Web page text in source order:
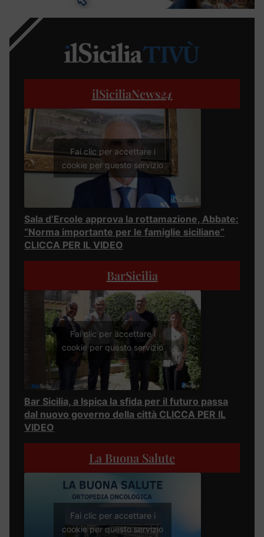
ilSiciliaNews24
Fai clic per accettare i
cookie per questo servizio
Sala d’Ercole approva la rottamazione, Abbate:
“Norma importante per le famiglie siciliane”
CLICCA PER IL VIDEO
BarSicilia
Fai clic per accettare i
cookie per questo servizio
Bar Sicilia, a Ispica la sfida per il futuro passa
dal nuovo governo della città CLICCA PER IL
VIDEO
La Buona Salute
Fai clic per accettare i
cookie per questo servizio